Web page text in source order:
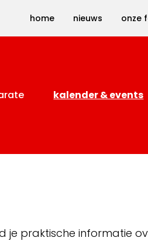
home nieuws onze
kalender & events
je praktische informatie